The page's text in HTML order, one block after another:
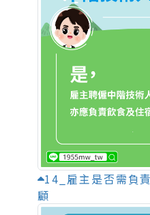
14_雇主是否需負
顧